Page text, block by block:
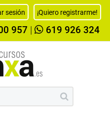
sesión ¡Quiero registrarme!
957 619 926 324